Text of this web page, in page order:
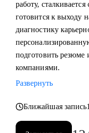
• Подготовка к
с руководителем,
техническому
• Зарплатные
собеседовании).
сделать так, чтобы
Кому могу помочь:
работу,
готовится к выходу
диагностику
подготовить резюме
компаниями.
Развернуть
Ближайшая запись